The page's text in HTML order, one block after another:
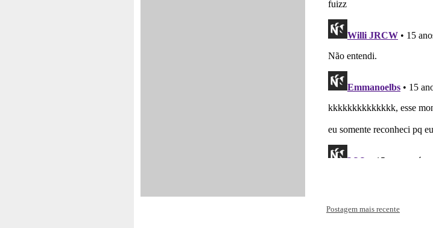
Postagem mais recente